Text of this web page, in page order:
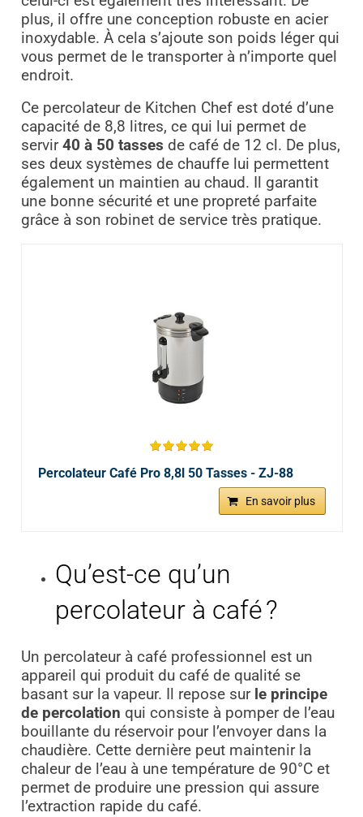
plus, il offre une conception robuste en acier
inoxydable. À cela s’ajoute son poids léger qui
vous permet de le transporter à n’importe quel
endroit.
Ce percolateur de Kitchen Chef est doté d’une
capacité de 8,8 litres, ce qui lui permet de
servir40 à 50 tasses de café de 12 cl. De plus,
ses deux systèmes de chauffe lui permettent
également un maintien au chaud. Il garantit
une bonne sécurité et une propreté parfaite
grâce à son robinet de service très pratique.
Percolateur Café Pro 8,8l 50 Tasses - ZJ-88
En savoir plus
Qu’est-ce qu’un
percolateur à café ?
Un percolateur à café professionnel est un
appareil qui produit du café de qualité se
basant sur la vapeur. Il repose sur le principe
de percolation qui consiste à pomper de l’eau
bouillante du réservoir pour l’envoyer dans la
chaudière. Cette dernière peut maintenir la
chaleur de l’eau à une température de 90°C et
permet de produire une pression qui assure
l’extraction rapide du café.